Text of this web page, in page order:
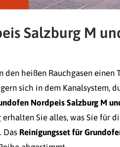
Salzburg M
heißen Rauchgasen
sich in dem Kanalsystem,
Nordpeis Salzburg M
erhalten Sie alles, was Sie für
Das Reinigungsset für